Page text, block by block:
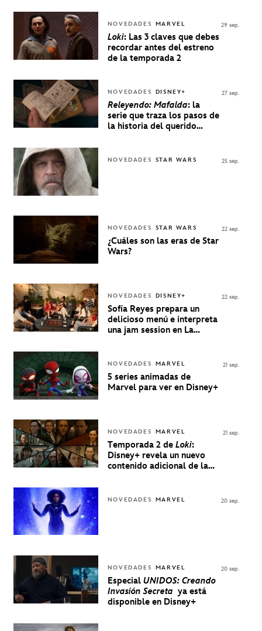
NOVEDADES MARVEL
Loki: Las 3 claves que debes
recordar antes del estreno
de la temporada 2
29 sep.
NOVEDADES DISNEY+
Releyendo: Mafalda: la
serie que traza los pasos de
la historia del querido
27 sep.
NOVEDADES STAR WARS 25 sep.
NOVEDADES STAR WARS
¿Cuáles son las eras de Star
Wars?
22 sep.
NOVEDADES DISNEY+
Sofía Reyes prepara un
delicioso menú e interpreta
una jam session en La
22 sep.
NOVEDADES MARVEL
5 series animadas de
Marvel para ver en Disney+
21 sep.
NOVEDADES MARVEL
Temporada 2 de Loki:
Disney+ revela un nuevo
contenido adicional de la
21 sep.
NOVEDADES MARVEL 20 sep.
NOVEDADES MARVEL
Especial UNIDOS: Creando
Invasión Secreta ya está
disponible en Disney+
20 sep.